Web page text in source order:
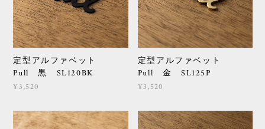
定型アルファベット
Pull 黒 SL120BK
¥3,520
定型アルファベット
Pull 金 SL125P
¥3,520